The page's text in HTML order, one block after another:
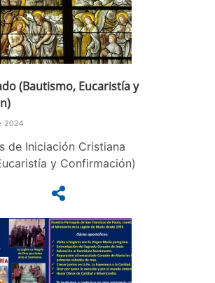
(Bautismo, Eucaristía y
2024
de Iniciación Cristiana
y Confirmación)